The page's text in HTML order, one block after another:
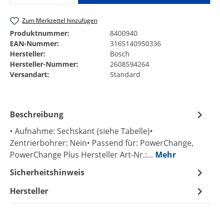
Zum Merkzettel hinzufügen
Produktnummer:
8400940
EAN-Nummer:
3165140950336
Hersteller:
Bosch
Hersteller-Nummer:
2608594264
Versandart:
Standard
Beschreibung
• Aufnahme: Sechskant (siehe Tabelle)•
Zentrierbohrer: Nein• Passend für: PowerChange,
PowerChange Plus Hersteller Art-Nr.:… Mehr
Sicherheitshinweis
Hersteller